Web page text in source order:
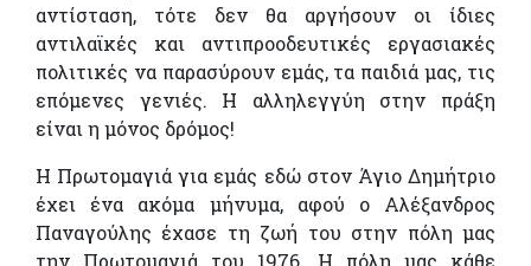
αντίσταση, τότε δεν θα αργήσουν οι ίδιες
αντιλαϊκές και αντιπροοδευτικές εργασιακές
πολιτικές να παρασύρουν εμάς, τα παιδιά μας, τις
επόμενες γενιές. Η αλληλεγγύη στην πράξη
είναι η μόνος δρόμος!
Η Πρωτομαγιά για εμάς εδώ στον Άγιο Δημήτριο
έχει ένα ακόμα μήνυμα, αφού ο Αλέξανδρος
Παναγούλης έχασε τη ζωή του στην πόλη μας
την Πρωτομαγιά του 1976. Η πόλη μας κάθε